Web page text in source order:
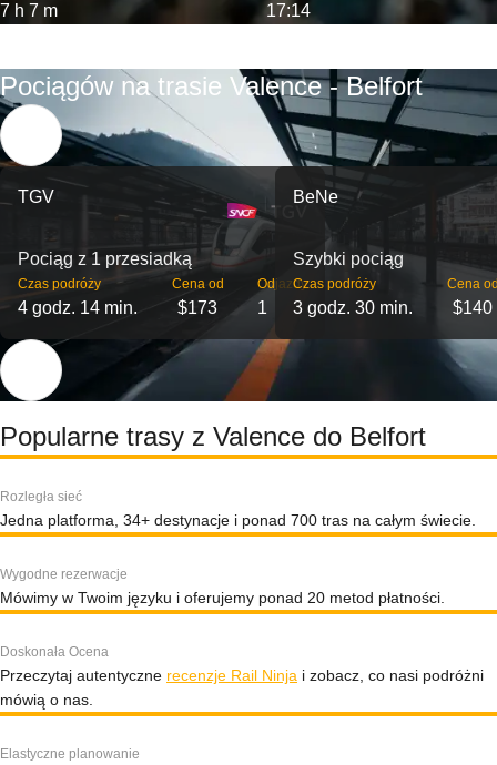
7 h 7 m 17:14
Pociągów na trasie Valence - Belfort
TGV
Pociąg z 1 przesiadką
Czas podróży
4 godz. 14 min.
Cena od
$173
Odjazdy
1
BeNe
Szybki pociąg
Czas podróży
3 godz. 30 min.
Cena
$140
Popularne trasy z Valence do Belfort
Rozległa sieć
Jedna platforma, 34+ destynacje i ponad 700 tras na całym świecie.
Wygodne rezerwacje
Mówimy w Twoim języku i oferujemy ponad 20 metod płatności.
Doskonała Ocena
Przeczytaj autentyczne recenzje Rail Ninja i zobacz, co nasi podróżni
mówią o nas.
Elastyczne planowanie